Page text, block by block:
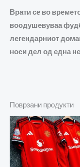
Врати се во
воодушевуваа
легендарниот
носи дел од една
Поврзани продукти